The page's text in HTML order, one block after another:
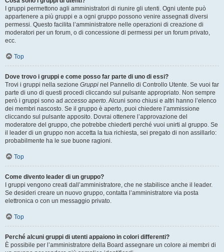
I gruppi permettono agli amministratori di riunire gli utenti. Ogni utente può
appartenere a più gruppi e a ogni gruppo possono venire assegnati diversi
permessi. Questo facilita l’amministratore nelle operazioni di creazione di
moderatori per un forum, o di concessione di permessi per un forum privato,
ecc.
Top
Dove trovo i gruppi e come posso far parte di uno di essi?
Trovi i gruppi nella sezione Gruppi nel Pannello di Controllo Utente. Se vuoi far
parte di uno di questi procedi cliccando sul pulsante appropriato. Non sempre
però i gruppi sono ad accesso aperto. Alcuni sono chiusi e altri hanno l’elenco
dei membri nascosto. Se il gruppo è aperto, puoi chiedere l’ammissione
cliccando sul pulsante apposito. Dovrai ottenere l’approvazione del
moderatore del gruppo, che potrebbe chiederti perché vuoi unirti al gruppo. Se
il leader di un gruppo non accetta la tua richiesta, sei pregato di non assillarlo:
probabilmente ha le sue buone ragioni.
Top
Come divento leader di un gruppo?
I gruppi vengono creati dall’amministratore, che ne stabilisce anche il leader.
Se desideri creare un nuovo gruppo, contatta l’amministratore via posta
elettronica o con un messaggio privato.
Top
Perché alcuni gruppi di utenti appaiono in colori differenti?
È possibile per l’amministratore della Board assegnare un colore ai membri di